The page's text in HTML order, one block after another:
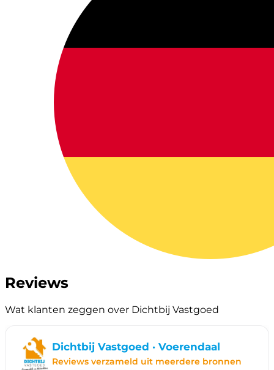
Reviews
Wat klanten zeggen over Dichtbij Vastgoed